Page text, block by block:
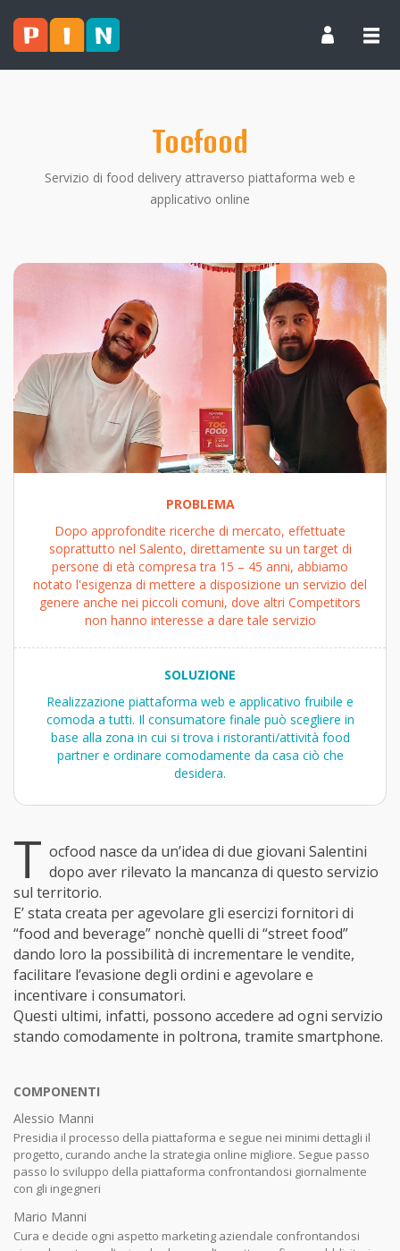
Tocfood
Servizio di food delivery attraverso piattaforma web e
applicativo online
PROBLEMA
Dopo approfondite ricerche di mercato, effettuate
soprattutto nel Salento, direttamente su un target di
persone di età compresa tra 15 – 45 anni, abbiamo
notato l'esigenza di mettere a disposizione un servizio del
genere anche nei piccoli comuni, dove altri Competitors
non hanno interesse a dare tale servizio
SOLUZIONE
Realizzazione piattaforma web e applicativo fruibile e
comoda a tutti. Il consumatore finale può scegliere in
base alla zona in cui si trova i ristoranti/attività food
partner e ordinare comodamente da casa ciò che
desidera.
T ocfood nasce da un’idea di due giovani Salentini
dopo aver rilevato la mancanza di questo servizio
sul territorio.
E’ stata creata per agevolare gli esercizi fornitori di
“food and beverage” nonchè quelli di “street food”
dando loro la possibilità di incrementare le vendite,
facilitare l’evasione degli ordini e agevolare e
incentivare i consumatori.
Questi ultimi, infatti, possono accedere ad ogni servizio
stando comodamente in poltrona, tramite smartphone.
COMPONENTI
Alessio Manni
Presidia il processo della piattaforma e segue nei minimi dettagli il
progetto, curando anche la strategia online migliore. Segue passo
passo lo sviluppo della piattaforma confrontandosi giornalmente
con gli ingegneri
Mario Manni
Cura e decide ogni aspetto marketing aziendale confrontandosi